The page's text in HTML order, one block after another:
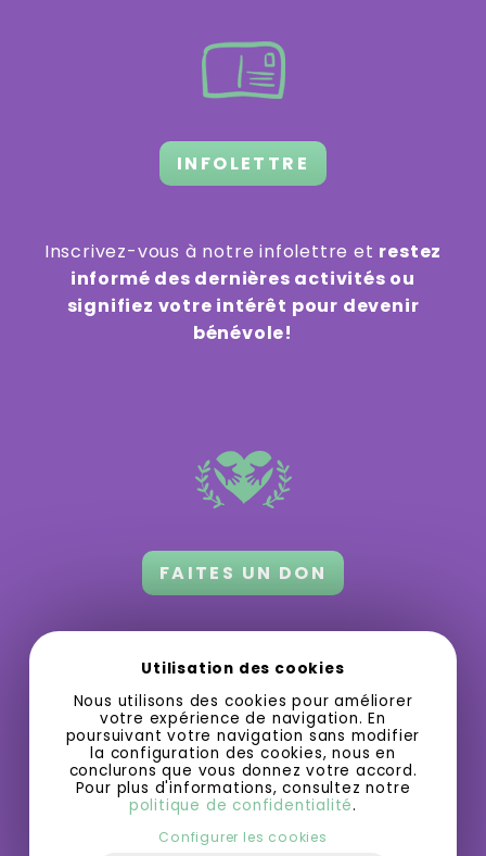
INFOLETTRE
Inscrivez-vous à notre infolettre et restez
informé des dernières activités ou
signifiez votre intérêt pour devenir
bénévole!
FAITES UN DON
Orford 3.0 a besoin de votre appui
grandir et offrir des activités gratuites
ou à bas prix.
Utilisation des cookies
Nous utilisons des cookies pour améliorer
votre expérience de navigation. En
poursuivant votre navigation sans modifier
la configuration des cookies, nous en
conclurons que vous donnez votre accord.
Pour plus d'informations, consultez notre
politique de confidentialité.
Configurer les cookies